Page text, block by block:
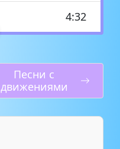
4:32
1:55
Песни с
движениями